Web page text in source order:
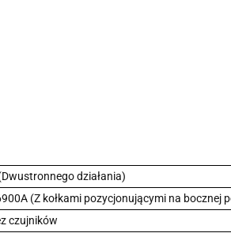
działania)
(Z kołkami pozycjonującymi na bocznej
czujników